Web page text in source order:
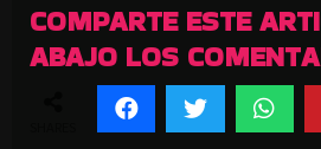
COMPARTE ESTE
ABAJO LOS